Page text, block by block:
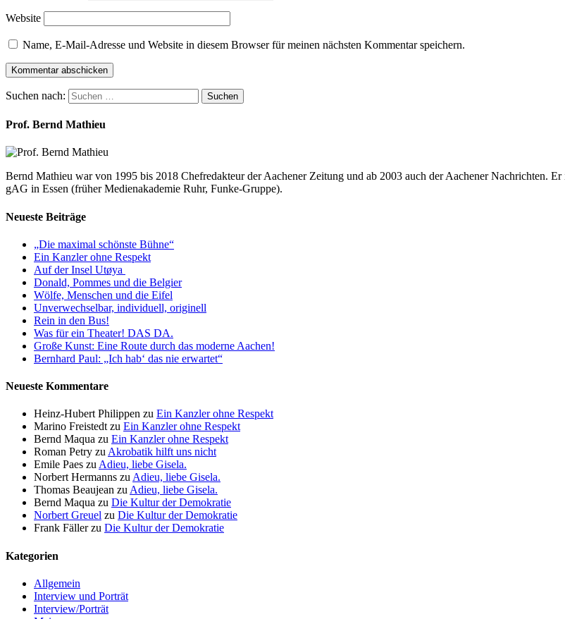
Website
Name, E-Mail-Adresse und Website in diesem Browser für meinen nächsten Kommentar speichern.
Suchen nach: Suchen
Prof. Bernd Mathieu
Bernd Mathieu war von 1995 bis 2018 Chefredakteur der Aachener Zeitung und ab 2003 auch der Aachener Nachrichten.
gAG in Essen (früher Medienakademie Ruhr, Funke-Gruppe).
Neueste Beiträge
„Die maximal schönste Bühne“
Ein Kanzler ohne Respekt
Auf der Insel Utøya
Donald, Pommes und die Belgier
Wölfe, Menschen und die Eifel
Unverwechselbar, individuell, originell
Rein in den Bus!
Was für ein Theater! DAS DA.
Große Kunst: Eine Route durch das moderne Aachen!
Bernhard Paul: „Ich hab‘ das nie erwartet“
Neueste Kommentare
Heinz-Hubert Philippen zu Ein Kanzler ohne Respekt
Marino Freistedt zu Ein Kanzler ohne Respekt
Bernd Maqua zu Ein Kanzler ohne Respekt
Roman Petry zu Akrobatik hilft uns nicht
Emile Paes zu Adieu, liebe Gisela.
Norbert Hermanns zu Adieu, liebe Gisela.
Thomas Beaujean zu Adieu, liebe Gisela.
Bernd Maqua zu Die Kultur der Demokratie
Norbert Greuel zu Die Kultur der Demokratie
Frank Fällerzu Die Kultur der Demokratie
Kategorien
Allgemein
Interview und Porträt
Interview/Porträt